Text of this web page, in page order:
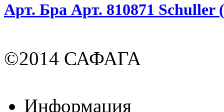
Арт. Бра Арт. 810871 Schuller
©2014 САФАГА
Информация